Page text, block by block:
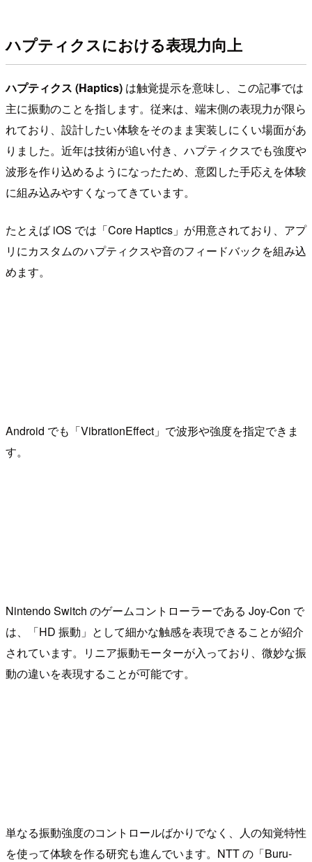
ハプティクスにおける表現力向上
ハプティクス (Haptics) は触覚提示を意味し、この記事では
主に振動のことを指します。従来は、端末側の表現力が限ら
れており、設計したい体験をそのまま実装しにくい場面があ
りました。近年は技術が追い付き、ハプティクスでも強度や
波形を作り込めるようになったため、意図した手応えを体験
に組み込みやすくなってきています。
たとえば iOS では「Core Haptics」が用意されており、アプ
リにカスタムのハプティクスや音のフィードバックを組み込
めます。
Android でも「VibrationEffect」で波形や強度を指定できま
す。
Nintendo Switch のゲームコントローラーである Joy-Con で
は、「HD 振動」として細かな触感を表現できることが紹介
されています。リニア振動モーターが入っており、微妙な振
動の違いを表現することが可能です。
単なる振動強度のコントロールばかりでなく、人の知覚特性
を使って体験を作る研究も進んでいます。NTT の「Buru-